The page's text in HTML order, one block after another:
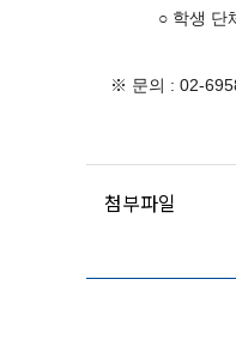
○ 학생 단체
※ 문의 : 02-
첨부파일